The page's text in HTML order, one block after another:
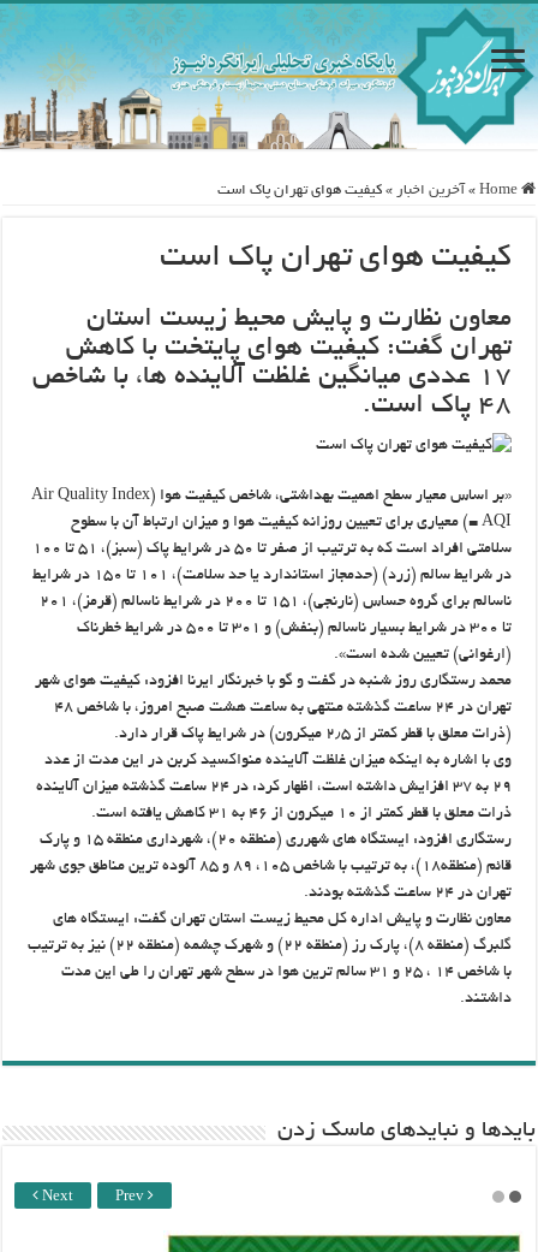
Home
» آخرین اخبار » کیفیت هوای تهران پاک است
کیفیت هوای تهران پاک است
معاون نظارت و پایش محیط زیست استان
تهران گفت: کیفیت هوای پایتخت با کاهش
۱۷ عددی میانگین غلظت آلاینده ها، با شاخص
۴۸ پاک است.
«بر اساس معیار سطح اهمیت بهداشتی، شاخص کیفیت هوا (Air Quality Index
= AQI) معیاری برای تعیین روزانه کیفیت هوا و میزان ارتباط آن با سطوح
سلامتی افراد است که به ترتیب از صفر تا ۵۰ در شرایط پاک (سبز)، ۵۱ تا ۱۰۰
در شرایط سالم (زرد) (حدمجاز استاندارد یا حد سلامت)، ۱۰۱ تا ۱۵۰ در شرایط
ناسالم برای گروه حساس (نارنجی)، ۱۵۱ تا ۲۰۰ در شرایط ناسالم (قرمز)، ۲۰۱
تا ۳۰۰ در شرایط بسیار ناسالم (بنفش) و ۳۰۱ تا ۵۰۰ در شرایط خطرناک
(ارغوانی) تعیین شده است».
محمد رستگاری روز شنبه در گفت و گو با خبرنگار ایرنا افزود: کیفیت هوای شهر
تهران در ۲۴ ساعت گذشته منتهی به ساعت هشت صبح امروز، با شاخص ۴۸
(ذرات معلق با قطر کمتر از ۲٫۵ میکرون) در شرایط پاک قرار دارد.
وی با اشاره به اینکه میزان غلظت آلاینده منواکسید کربن در این مدت از عدد
۲۹ به ۳۷ افزایش داشته است، اظهار کرد: در ۲۴ ساعت گذشته میزان آلاینده
ذرات معلق با قطر کمتر از ۱۰ میکرون از ۴۶ به ۳۱ کاهش یافته است.
رستگاری افزود: ایستگاه های شهرری (منطقه ۲۰)، شهرداری منطقه ۱۵ و پارک
قائم (منطقه۱۸)، به ترتیب با شاخص ۱۰۵، ۸۹ و ۸۵ آلوده ترین مناطق جوی شهر
تهران در ۲۴ ساعت گذشته بودند.
معاون نظارت و پایش اداره کل محیط زیست استان تهران گفت: ایستگاه های
گلبرگ (منطقه ۸)، پارک رز (منطقه ۲۲) و شهرک چشمه (منطقه ۲۲) نیز به ترتیب
با شاخص ۱۴ ، ۲۵ و ۳۱ سالم ترین هوا در سطح شهر تهران را طی این مدت
داشتند.
باید‌ها و نبایدهای ماسک زدن
Next Prev